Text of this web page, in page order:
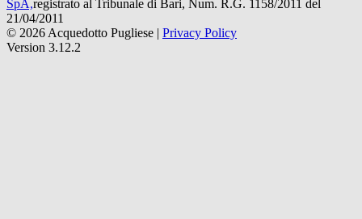
SpA,registrato al Tribunale di Bari, Num. R.G. 1158/2011 del
21/04/2011
© 2026 Acquedotto Pugliese | Privacy Policy
Version 3.12.2